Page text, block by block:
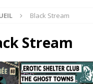
[ 2 mai
Black Stream
Stream